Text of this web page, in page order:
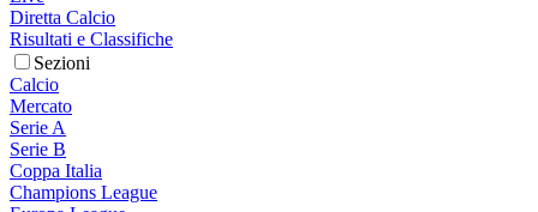
Diretta Calcio
Risultati e Classifiche
Sezioni
Calcio
Mercato
Serie A
Serie B
Coppa Italia
Champions League